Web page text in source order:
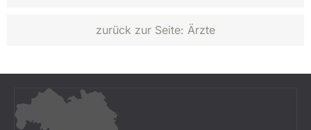
zurück zur Seite: Ärzte